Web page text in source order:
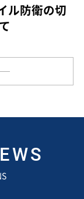
ル防衛の切